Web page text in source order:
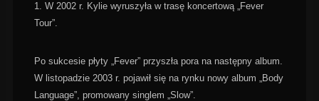
1. W 2002 r. Kylie wyruszyła w trasę koncertową „Fever
Tour”.
Po sukcesie płyty „Fever” przyszła pora na następny album.
W listopadzie 2003 r. pojawił się na rynku nowy album „Body
Language”, promowany singlem „Slow”.